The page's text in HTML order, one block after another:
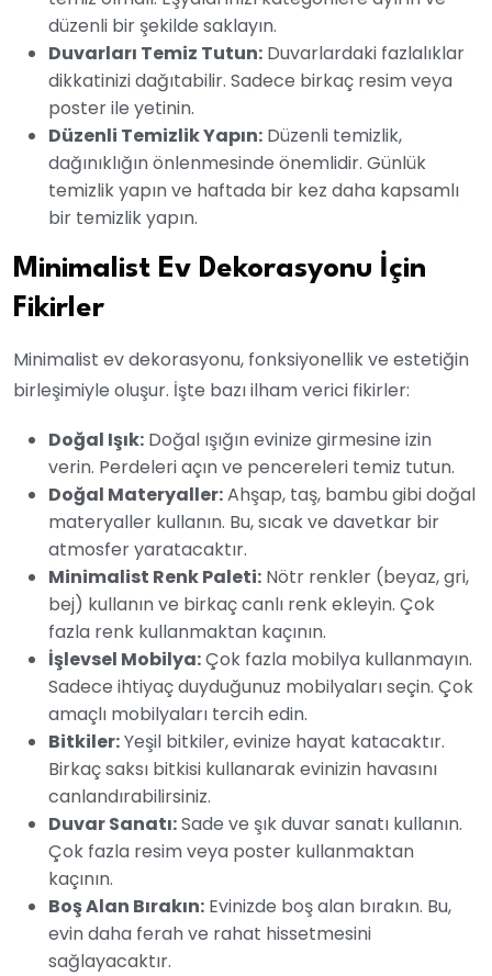
düzenli bir şekilde saklayın.
Duvarları Temiz Tutun: Duvarlardaki fazlalıklar
dikkatinizi dağıtabilir. Sadece birkaç resim veya
poster ile yetinin.
Düzenli Temizlik Yapın: Düzenli temizlik,
dağınıklığın önlenmesinde önemlidir. Günlük
temizlik yapın ve haftada bir kez daha kapsamlı
bir temizlik yapın.
Minimalist Ev Dekorasyonu İçin
Fikirler
Minimalist ev dekorasyonu, fonksiyonellik ve estetiğin
birleşimiyle oluşur. İşte bazı ilham verici fikirler:
Doğal Işık: Doğal ışığın evinize girmesine izin
verin. Perdeleri açın ve pencereleri temiz tutun.
Doğal Materyaller:Ahşap, taş, bambu gibi doğal
materyaller kullanın. Bu, sıcak ve davetkar bir
atmosfer yaratacaktır.
Minimalist Renk Paleti: Nötr renkler (beyaz, gri,
bej) kullanın ve birkaç canlı renk ekleyin. Çok
fazla renk kullanmaktan kaçının.
İşlevsel Mobilya:Çok fazla mobilya kullanmayın.
Sadece ihtiyaç duyduğunuz mobilyaları seçin. Çok
amaçlı mobilyaları tercih edin.
Bitkiler:Yeşil bitkiler, evinize hayat katacaktır.
Birkaç saksı bitkisi kullanarak evinizin havasını
canlandırabilirsiniz.
Duvar Sanatı:Sade ve şık duvar sanatı kullanın.
Çok fazla resim veya poster kullanmaktan
kaçının.
Boş Alan Bırakın: Evinizde boş alan bırakın. Bu,
evin daha ferah ve rahat hissetmesini
sağlayacaktır.